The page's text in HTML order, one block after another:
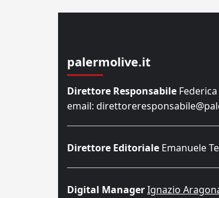
palermolive.it
Direttore Responsabile
email:
Direttore Editoriale Emanuele
Digital ManagerIgnazio